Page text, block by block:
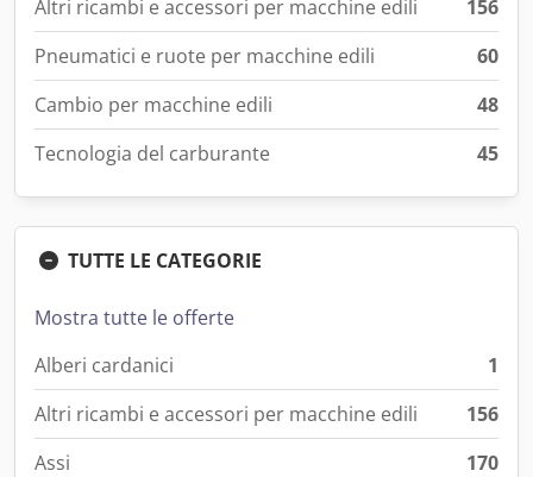
Altri ricambi e accessori per macchine edili
156
Pneumatici e ruote per macchine edili
60
Cambio per macchine edili
48
Tecnologia del carburante
45
TUTTE LE CATEGORIE
Mostra tutte le offerte
Alberi cardanici
1
Altri ricambi e accessori per macchine edili
156
Assi
170